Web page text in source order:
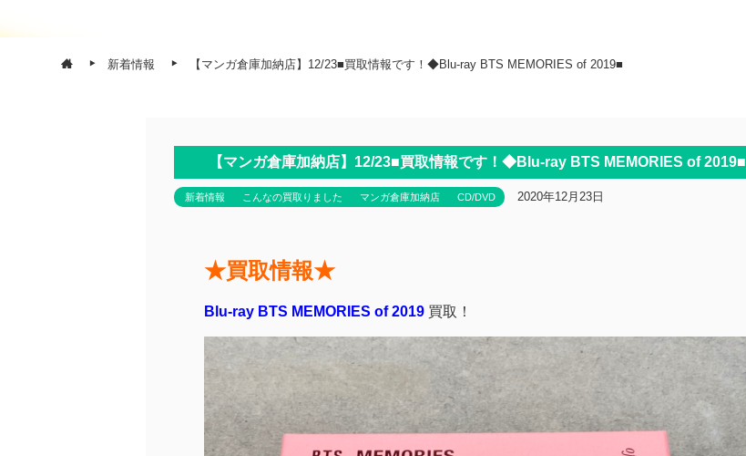
新着情報 【マンガ倉庫加納店】12/23■買取情報です！◆Blu-ray BTS MEMORIES of 2019■
【マンガ倉庫加納店】12/23■買取情報です！◆Blu-ray BTS MEMORIES of 2019■
新着情報 こんなの買取りました マンガ倉庫加納店 CD/DVD 2020年12月23日
★買取情報★
Blu-ray BTS MEMORIES of 2019 買取！